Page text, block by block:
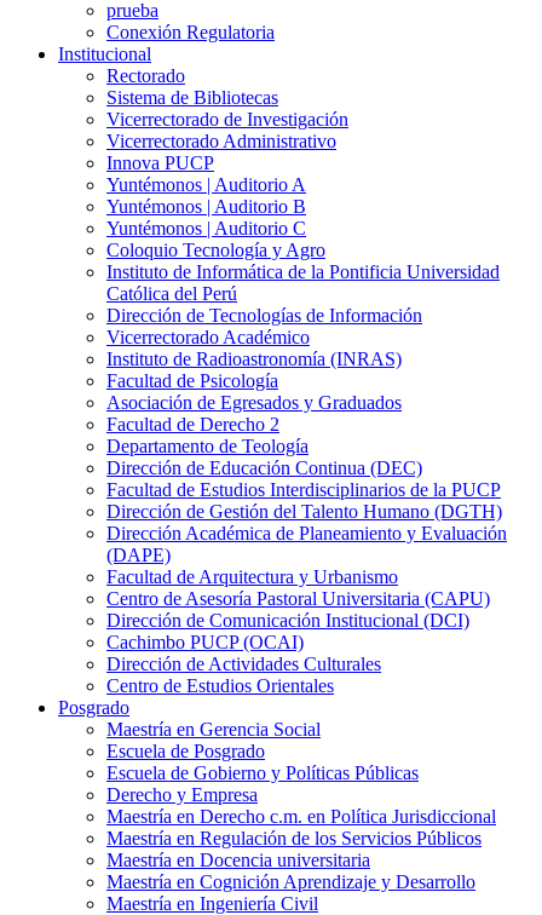
prueba
Conexión Regulatoria
Institucional
Rectorado
Sistema de Bibliotecas
Vicerrectorado de Investigación
Vicerrectorado Administrativo
Innova PUCP
Yuntémonos | Auditorio A
Yuntémonos | Auditorio B
Yuntémonos | Auditorio C
Coloquio Tecnología y Agro
Instituto de Informática de la Pontificia Universidad
Católica del Perú
Dirección de Tecnologías de Información
Vicerrectorado Académico
Instituto de Radioastronomía (INRAS)
Facultad de Psicología
Asociación de Egresados y Graduados
Facultad de Derecho 2
Departamento de Teología
Dirección de Educación Continua (DEC)
Facultad de Estudios Interdisciplinarios de la PUCP
Dirección de Gestión del Talento Humano (DGTH)
Dirección Académica de Planeamiento y Evaluación
(DAPE)
Facultad de Arquitectura y Urbanismo
Centro de Asesoría Pastoral Universitaria (CAPU)
Dirección de Comunicación Institucional (DCI)
Cachimbo PUCP (OCAI)
Dirección de Actividades Culturales
Centro de Estudios Orientales
Posgrado
Maestría en Gerencia Social
Escuela de Posgrado
Escuela de Gobierno y Políticas Públicas
Derecho y Empresa
Maestría en Derecho c.m. en Política Jurisdiccional
Maestría en Regulación de los Servicios Públicos
Maestría en Docencia universitaria
Maestría en Cognición Aprendizaje y Desarrollo
Maestría en Ingeniería Civil